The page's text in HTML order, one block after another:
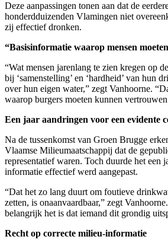
Deze aanpassingen tonen aan dat de
honderdduizenden Vlamingen niet
zij effectief dronken.
“Basisinformatie waarop mensen
“Wat mensen jarenlang te zien kregen op
bij ‘samenstelling’ en ‘hardheid’ van hun
over hun eigen water,” zegt Vanhoorne.
waarop burgers moeten kunnen
Een jaar aandringen voor een evidente
Na de tussenkomst van Groen Brugge
Vlaamse Milieumaatschappij dat de
representatief waren. Toch duurde het een
informatie effectief werd aangepast.
“Dat het zo lang duurt om foutieve
zetten, is onaanvaardbaar,” zegt
belangrijk het is dat iemand dit grondig
Recht op correcte milieu-informatie